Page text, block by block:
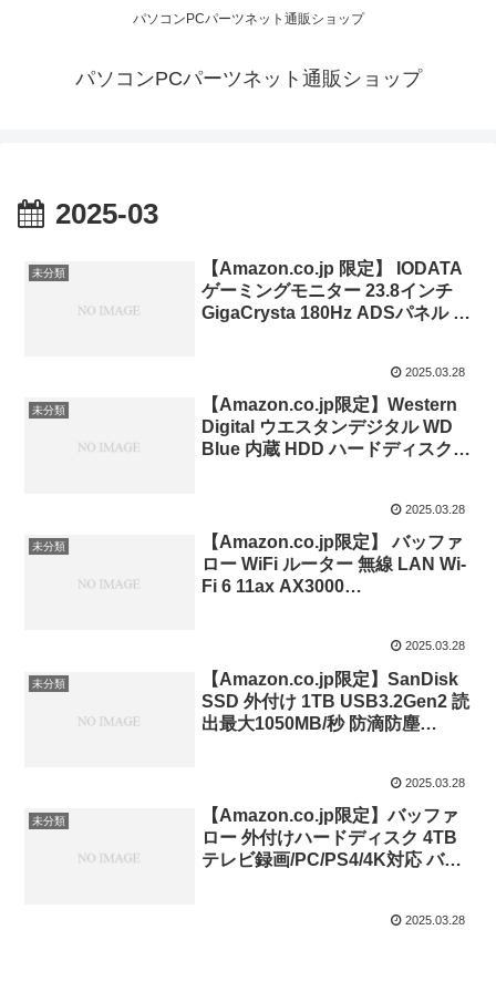
パソコンPCパーツネット通販ショップ
パソコンPCパーツネット通販ショップ
2025-03
未分類
【Amazon.co.jp 限定】 IODATA
ゲーミングモニター 23.8インチ
GigaCrysta 180Hz ADSパネル ブ
高さ調整/縦横回転/土日サポート/
日本メーカー/無輝点保証) EX-
GD241JD
2025.03.28
未分類
【Amazon.co.jp限定】Western
Digital ウエスタンデジタル WD
Blue 内蔵 HDD ハードディスク
メーカー保証2年 WD80EAAZ-
AJP エコパッケージ【国内正規
取扱代理店】
2025.03.28
未分類
【Amazon.co.jp限定】 バッファ
ロー WiFi ルーター 無線 LAN Wi-
Fi 6 11ax AX3000
Nintendo Switch / PS5 動作確認
済み 】 スマート 引っ越し エコパ
ッケージ ブラック WSR-
3000AX4P/NBK
2025.03.28
未分類
【Amazon.co.jp限定】SanDisk
SSD 外付け 1TB USB3.2Gen2 読
出最大1050MB/秒 防滴防塵
Mac PS4 PS5 エコパッケージ 5
年保証
2025.03.28
未分類
【Amazon.co.jp限定】バッファ
ロー 外付けハードディスク 4TB
テレビ録画/PC/PS4/4K対応 バッ
2025.03.28